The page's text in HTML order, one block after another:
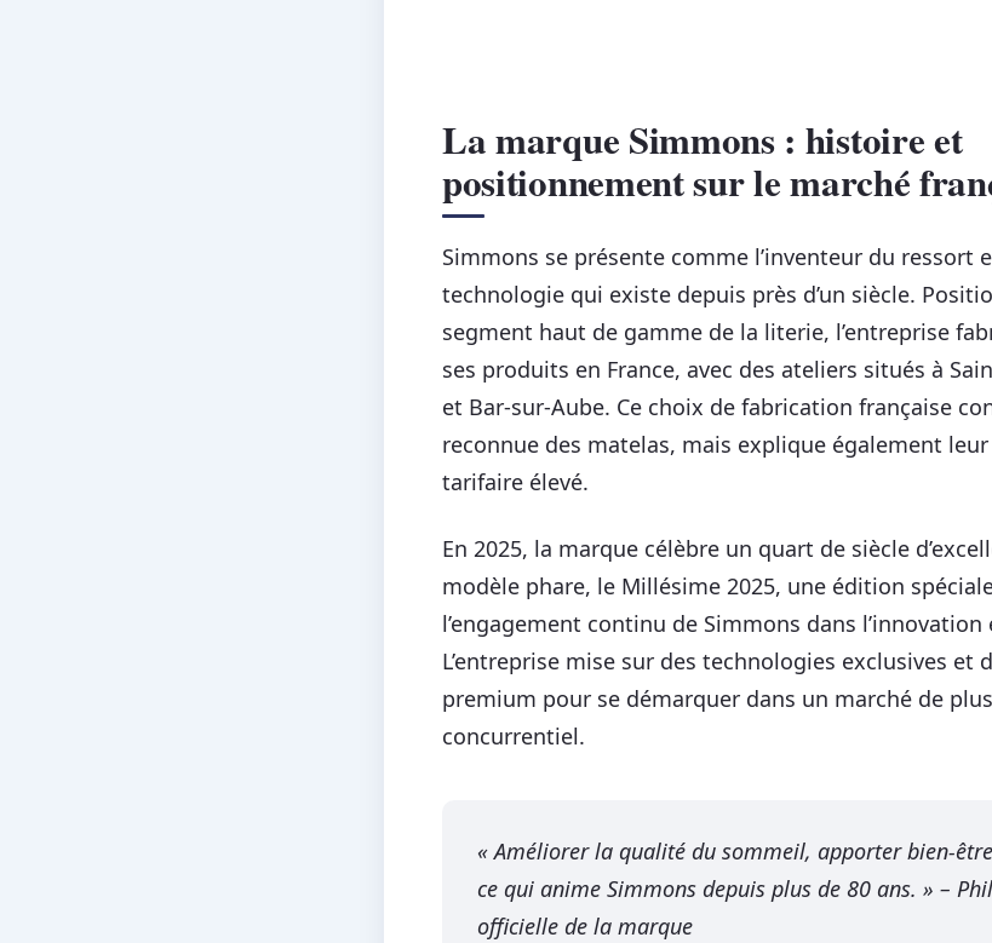
La marque Simmons : histoire et
positionnement sur le marché
Simmons se présente comme l’inventeur du ressort
technologie qui existe depuis près d’un siècle.
segment haut de gamme de la literie, l’entreprise
ses produits en France, avec des ateliers situés à
et Bar-sur-Aube. Ce choix de fabrication française
reconnue des matelas, mais explique également
tarifaire élevé.
En 2025, la marque célèbre un quart de siècle
modèle phare, le Millésime 2025, une édition
l’engagement continu de Simmons dans
L’entreprise mise sur des technologies exclusives et
premium pour se démarquer dans un marché de
concurrentiel.
« Améliorer la qualité du sommeil, apporter bien-
ce qui anime Simmons depuis plus de 80 ans. » –
officielle de la marque